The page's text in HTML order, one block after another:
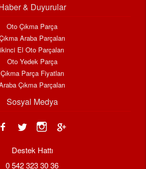
& Duyurular
Oto Çıkma Parça
Araba Parçaları
ikinci El Oto Parçaları
Oto Yedek Parça
Çıkma Parça Fiyatları
Çıkma Parçaları
Sosyal Medya
Destek Hattı
0 542 323 30 36